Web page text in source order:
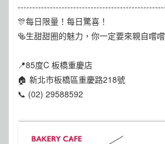
🎊每日限量！每日驚喜！
🥯生甜甜圈的魅力，你一定要來親自嚐嚐
📍85度C 板橋重慶店
🏠 新北市板橋區重慶路218號
📞 (02) 29588592